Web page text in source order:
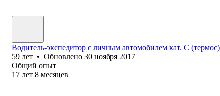
Водитель-экспедитор с личным автомобилем кат. С (термос)
59 лет • Обновлено 30 ноября 2017
Общий опыт
17 лет 8 месяцев